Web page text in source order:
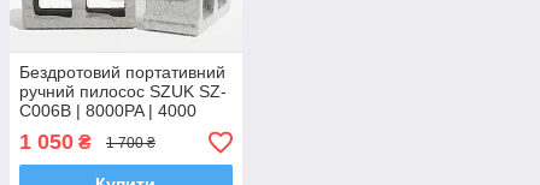
Бездротовий портативний
ручний пилосос SZUK SZ-
C006B | 8000PA | 4000
mAh | 6 Насадок | HEPA-
фільтр
1 050 ₴ 1 700 ₴